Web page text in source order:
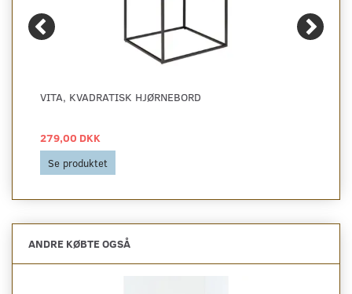
VITA, KVADRATISK HJØRNEBORD
279,00 DKK
Se produktet
ANDRE KØBTE OGSÅ